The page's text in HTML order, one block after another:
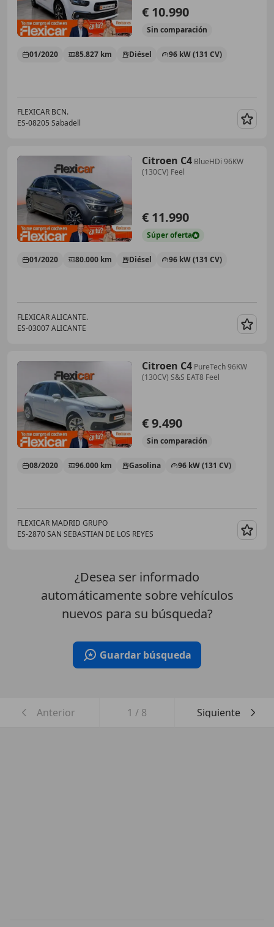
€ 10.990
Sin comparación
01/2020 85.827 km Diésel 96 kW (131 CV)
FLEXICAR BCN.
ES-08205 Sabadell
Citroen C4 BlueHDi 96KW
(130CV) Feel
€ 11.990
Súperoferta
01/2020 80.000 km Diésel 96 kW (131 CV)
FLEXICAR ALICANTE.
ES-03007 ALICANTE
Citroen C4 PureTech 96KW
(130CV) S&S EAT8 Feel
€ 9.490
Sin comparación
08/2020 96.000 km Gasolina 96 kW (131 CV)
FLEXICAR MADRID GRUPO
ES-2870 SAN SEBASTIAN DE LOS REYES
¿Desea ser informado
automáticamente sobre vehículos
nuevos para su búsqueda?
Guardar búsqueda
Anterior 1 / 8 Siguiente